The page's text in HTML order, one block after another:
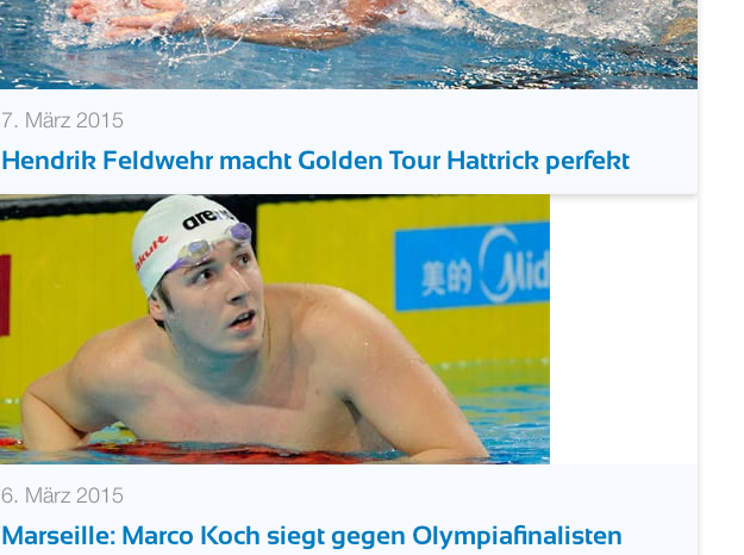
7. März 2015
Hendrik Feldwehr macht Golden Tour Hattrick perfekt
6. März 2015
Marseille: Marco Koch siegt gegen Olympiafinalisten